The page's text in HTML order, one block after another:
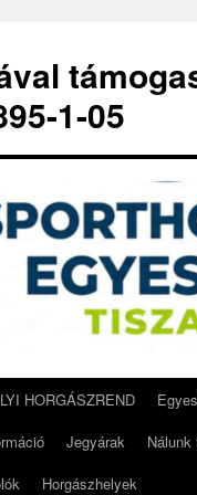
1-05
HORGÁSZREND
Jegyárak Nálunk
Horgászhelyek